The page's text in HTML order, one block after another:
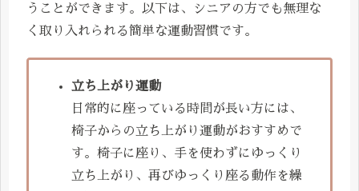
うことができます。以下は、シニアの方でも無理な
く取り入れられる簡単な運動習慣です。
立ち上がり運動
日常的に座っている時間が長い方には、
椅子からの立ち上がり運動がおすすめで
す。椅子に座り、手を使わずにゆっくり
立ち上がり、再びゆっくり座る動作を繰